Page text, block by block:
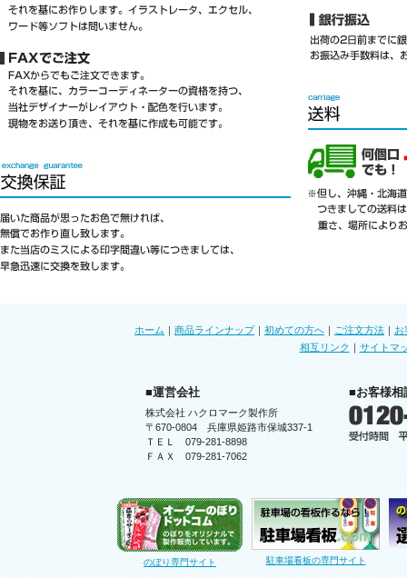
ホーム ｜ 商品ラインナップ｜ 初めての方へ ｜ ご注文方法 ｜ お
相互リンク ｜ サイトマ
■運営会社
株式会社 ハクロマーク製作所
〒670-0804 兵庫県姫路市保城337-1
ＴＥＬ 079-281-8898
ＦＡＸ 079-281-7062
■お客様相
のぼり専門サイト 駐車場看板の専門サイト